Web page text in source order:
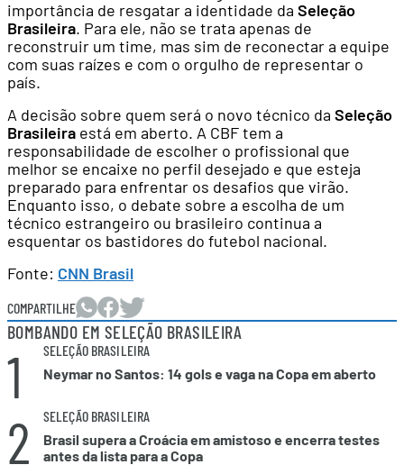
importância de resgatar a identidade da Seleção
Brasileira. Para ele, não se trata apenas de
reconstruir um time, mas sim de reconectar a equipe
com suas raízes e com o orgulho de representar o
país.
A decisão sobre quem será o novo técnico da Seleção
Brasileira está em aberto. A CBF tem a
responsabilidade de escolher o profissional que
melhor se encaixe no perfil desejado e que esteja
preparado para enfrentar os desafios que virão.
Enquanto isso, o debate sobre a escolha de um
técnico estrangeiro ou brasileiro continua a
esquentar os bastidores do futebol nacional.
Fonte: CNN Brasil
COMPARTILHE
BOMBANDO EM SELEÇÃO BRASILEIRA
1
SELEÇÃO BRASILEIRA
Neymar no Santos: 14 gols e vaga na Copa em aberto
2
SELEÇÃO BRASILEIRA
Brasil supera a Croácia em amistoso e encerra testes
antes da lista para a Copa